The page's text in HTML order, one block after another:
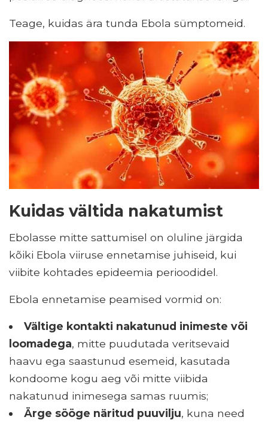
Teage, kuidas ära tunda Ebola sümptomeid.
Kuidas vältida nakatumist
Ebolasse mitte sattumisel on oluline järgida
kõiki Ebola viiruse ennetamise juhiseid, kui
viibite kohtades epideemia perioodidel.
Ebola ennetamise peamised vormid on:
Vältige kontakti nakatunud inimeste või
loomadega, mitte puudutada veritsevaid
haavu ega saastunud esemeid, kasutada
kondoome kogu aeg või mitte viibida
nakatunud inimesega samas ruumis;
Ärge sööge näritud puuvilju, kuna need